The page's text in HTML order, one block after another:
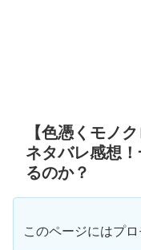
【色憑くモノ
ネタバレ感想
るのか？
このページにはプ